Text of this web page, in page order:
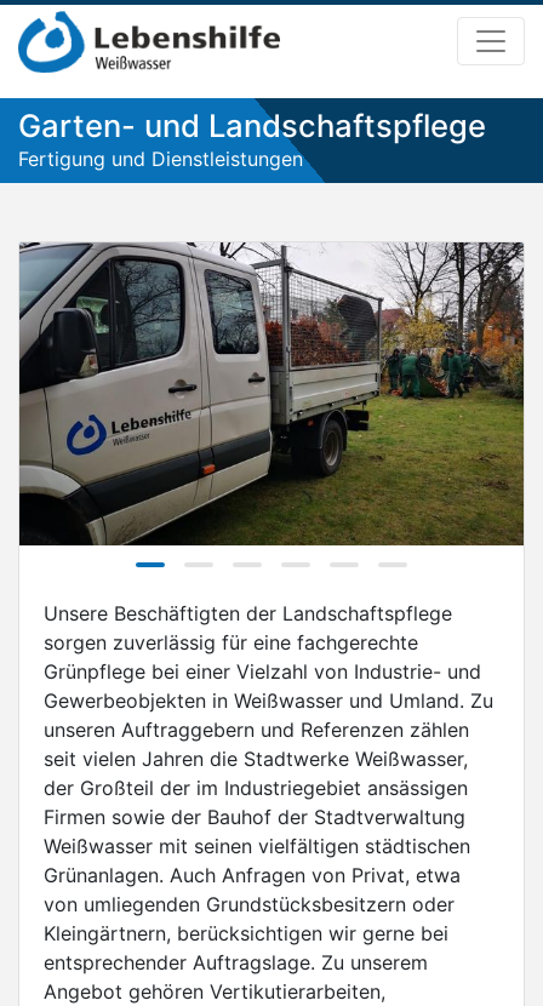
Garten- und Landschaftspflege
Fertigung und Dienstleistungen
Unsere Beschäftigten der Landschaftspflege
sorgen zuverlässig für eine fachgerechte
Grünpflege bei einer Vielzahl von Industrie- und
Gewerbeobjekten in Weißwasser und Umland. Zu
unseren Auftraggebern und Referenzen zählen
seit vielen Jahren die Stadtwerke Weißwasser,
der Großteil der im Industriegebiet ansässigen
Firmen sowie der Bauhof der Stadtverwaltung
Weißwasser mit seinen vielfältigen städtischen
Grünanlagen. Auch Anfragen von Privat, etwa
von umliegenden Grundstücksbesitzern oder
Kleingärtnern, berücksichtigen wir gerne bei
entsprechender Auftragslage. Zu unserem
Angebot gehören Vertikutierarbeiten,